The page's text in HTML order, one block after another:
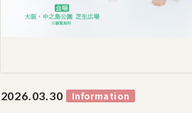
2026. 03.30 Information